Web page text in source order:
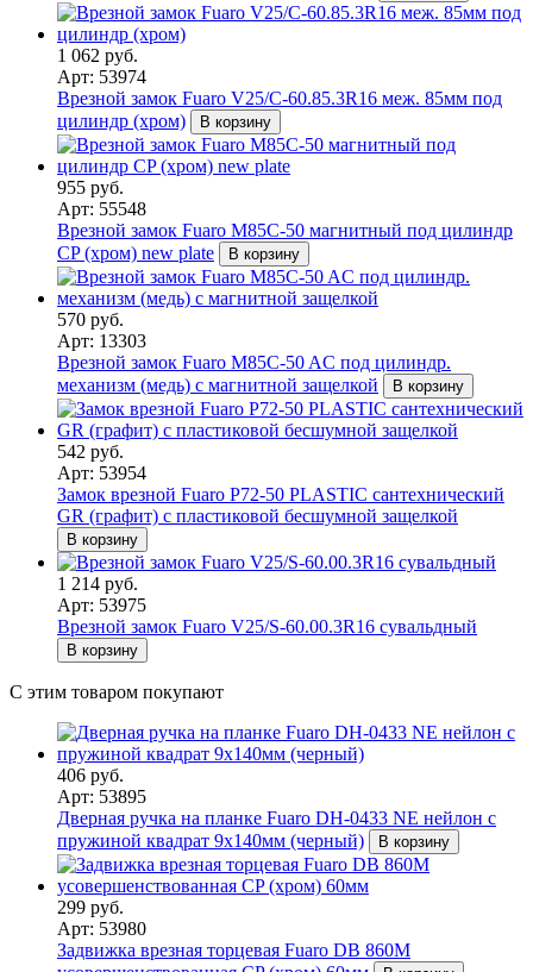
1 062 руб.
Арт: 53974
Врезной замок Fuaro V25/C-60.85.3R16 меж. 85мм под
цилиндр (хром)
В корзину
955 руб.
Арт: 55548
Врезной замок Fuaro M85C-50 магнитный под цилиндр
CP (хром) new plate
В корзину
570 руб.
Арт: 13303
Врезной замок Fuaro M85C-50 AC под цилиндр.
механизм (медь) с магнитной защелкой
В корзину
542 руб.
Арт: 53954
Замок врезной Fuaro P72-50 PLASTIC сантехнический
GR (графит) с пластиковой бесшумной защелкой
В корзину
1 214 руб.
Арт: 53975
Врезной замок Fuaro V25/S-60.00.3R16 сувальдный
В корзину
С этим товаром покупают
406 руб.
Арт: 53895
Дверная ручка на планке Fuaro DH-0433 NE нейлон с
пружиной квадрат 9x140мм (черный)
В корзину
299 руб.
Арт: 53980
Задвижка врезная торцевая Fuaro DB 860M